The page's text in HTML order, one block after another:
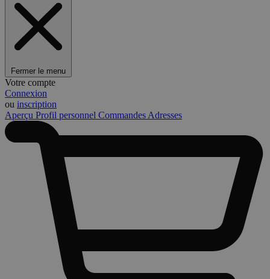
Fermer le menu
Votre compte
Connexion
ou inscription
Aperçu Profil personnel Commandes Adresses